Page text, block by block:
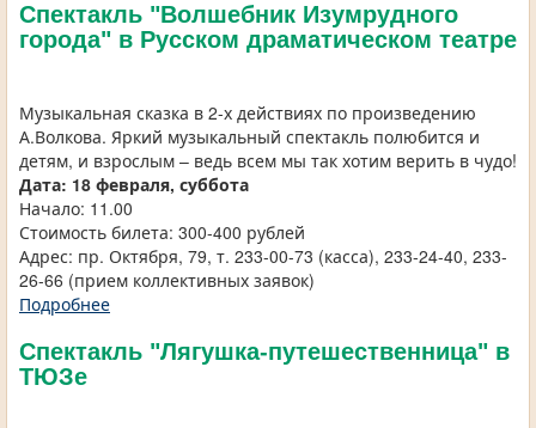
Спектакль "Волшебник Изумрудного
города" в Русском драматическом театре
Музыкальная сказка в 2-х действиях по произведению
А.Волкова. Яркий музыкальный спектакль полюбится и
детям, и взрослым – ведь всем мы так хотим верить в чудо!
Дата: 18 февраля, суббота
Начало: 11.00
Стоимость билета: 300-400 рублей
Адрес: пр. Октября, 79, т. 233-00-73 (касса), 233-24-40, 233-
26-66 (прием коллективных заявок)
Подробнее
Спектакль "Лягушка-путешественница" в
ТЮЗе